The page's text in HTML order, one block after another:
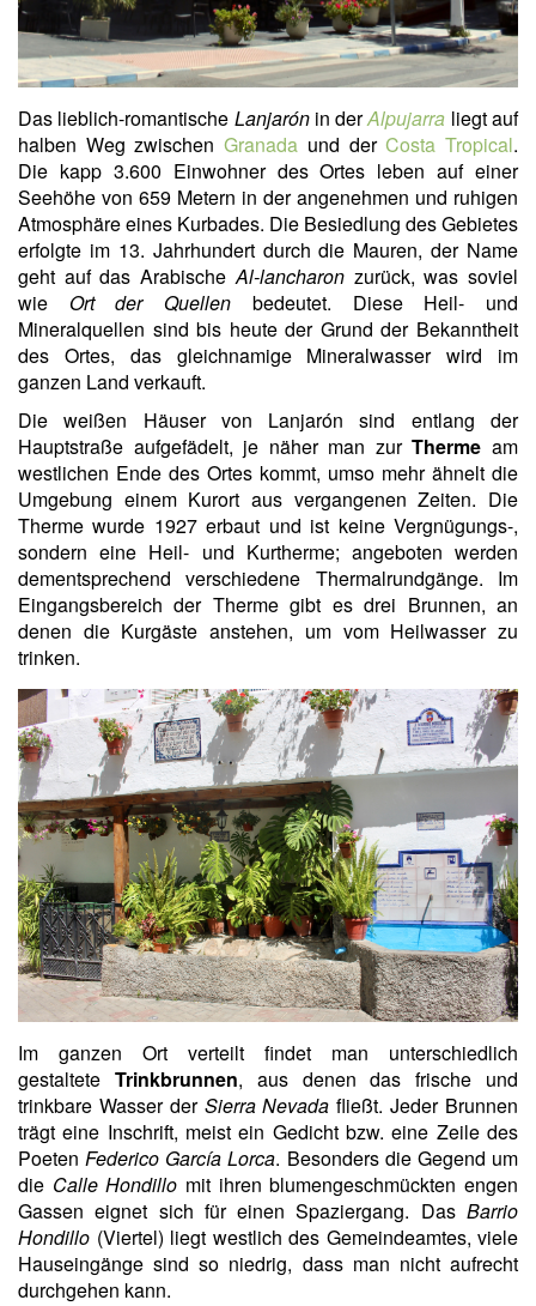
Das lieblich-romantische Lanjarónin derAlpujarra liegt auf
halben Weg zwischenGranada und derCosta Tropical.
Die kapp 3.600 Einwohner des Ortes leben auf einer
Seehöhe von 659 Metern in der angenehmen und ruhigen
Atmosphäre eines Kurbades. Die Besiedlung des Gebietes
erfolgte im 13. Jahrhundert durch die Mauren, der Name
geht auf das Arabische Al-lancharonzurück, was soviel
wie Ort der Quellen bedeutet. Diese Heil- und
Mineralquellen sind bis heute der Grund der Bekanntheit
des Ortes, das gleichnamige Mineralwasser wird im
ganzen Land verkauft.
Die weißen Häuser von Lanjarón sind entlang der
Hauptstraße aufgefädelt, je näher man zurTherme am
westlichen Ende des Ortes kommt, umso mehr ähnelt die
Umgebung einem Kurort aus vergangenen Zeiten. Die
Therme wurde 1927 erbaut und ist keine Vergnügungs-,
sondern eine Heil- und Kurtherme; angeboten werden
dementsprechend verschiedene Thermalrundgänge. Im
Eingangsbereich der Therme gibt es drei Brunnen, an
denen die Kurgäste anstehen, um vom Heilwasser zu
trinken.
Im ganzen Ort verteilt findet man unterschiedlich
gestaltete Trinkbrunnen, aus denen das frische und
trinkbare Wasser der Sierra Nevada fließt. Jeder Brunnen
trägt eine Inschrift, meist ein Gedicht bzw. eine Zeile des
PoetenFederico García Lorca. Besonders die Gegend um
die Calle Hondillo mit ihren blumengeschmückten engen
Gassen eignet sich für einen Spaziergang. Das Barrio
Hondillo (Viertel) liegt westlich des Gemeindeamtes, viele
Hauseingänge sind so niedrig, dass man nicht aufrecht
durchgehen kann.